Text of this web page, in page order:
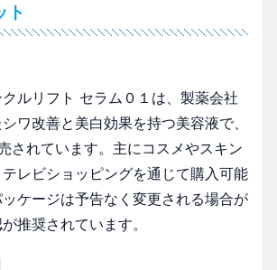
ト
ルリフト セラム０１は、製薬会社
ワ改善と美白効果を持つ美容液で、
されています。主にコスメやスキン
レビショッピングを通じて購入可能
ケージは予告なく変更される場合が
推奨されています。